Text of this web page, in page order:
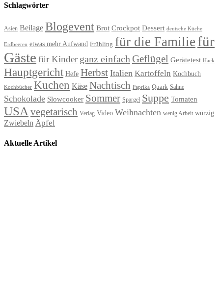
Schlagwörter
Asien Beilage Blogevent Brot Crockpot Dessert deutsche Küche
Erdbeeren etwas mehr Aufwand Frühling für die Familie für
Gäste für Kinder ganz einfach Geflügel Gerätetest Hack
Hauptgericht Hefe Herbst Italien Kartoffeln Kochbuch
Kochbücher Kuchen Käse Nachtisch Paprika Quark Sahne
Schokolade Slowcooker Sommer Spargel Suppe Tomaten
USAvegetarisch Verlag Video Weihnachten wenig Arbeit würzig
Zwiebeln Äpfel
Aktuelle Artikel